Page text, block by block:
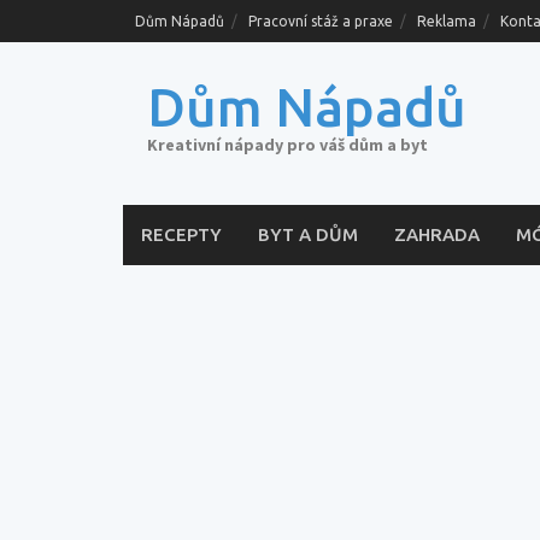
to
Dům Nápadů Pracovní stáž a praxe Reklama
Dům Nápadů
Kreativní nápady pro váš dům a byt
RECEPTY BYT A DŮM ZAHRADA